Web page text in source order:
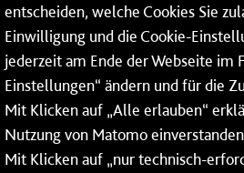
Mainzer Netze GmbH
Rheinallee 41
55118 Mainz
Tel.:06131 - 12 74 74
Fax: 06131 - 12 74 77
entscheiden, welche Cookies Sie
Einwilligung und die Cookie-
jederzeit am Ende der Webseite im
Einstellungen“ ändern und für die
Mit Klicken auf „Alle erlauben“
Nutzung von Matomo
Mit Klicken auf „nur technisch-